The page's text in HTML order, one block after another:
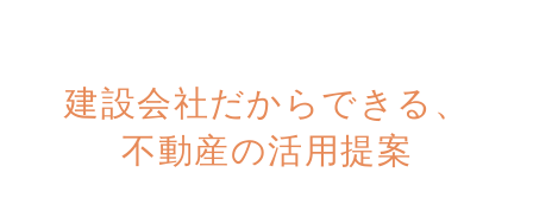
建設会社だからできる、
不動産の活用提案